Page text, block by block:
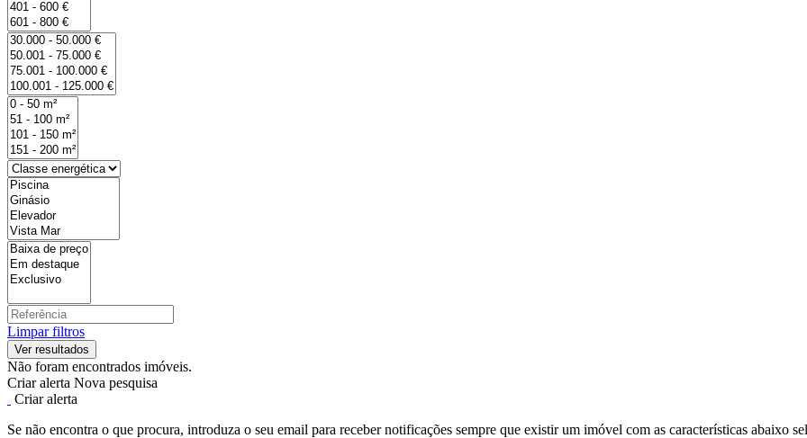
Limpar filtros
Não foram encontrados imóveis.
Criar alerta Nova pesquisa
Criar alerta
Se não encontra o que procura, introduza o seu email para receber notificações sempre que existir um imóvel com as características abaixo